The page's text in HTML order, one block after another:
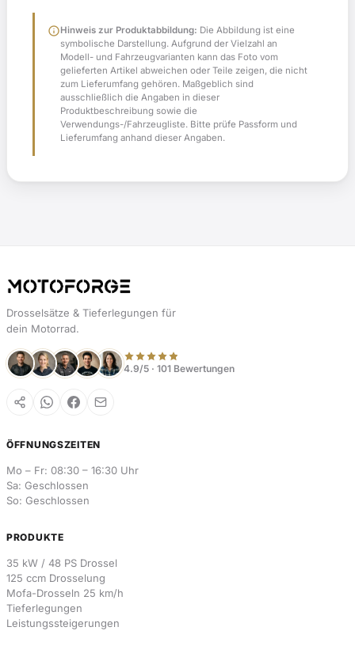
infoHinweis zur Produktabbildung: Die Abbildung ist eine
symbolische Darstellung. Aufgrund der Vielzahl an
Modell- und Fahrzeugvarianten kann das Foto vom
gelieferten Artikel abweichen oder Teile zeigen, die nicht
zum Lieferumfang gehören. Maßgeblich sind
ausschließlich die Angaben in dieser
Produktbeschreibung sowie die
Verwendungs-/Fahrzeugliste. Bitte prüfe Passform und
Lieferumfang anhand dieser Angaben.
Drosselsätze & Tieferlegungen für
dein Motorrad.
4.9/5 · 101 Bewertungen
ÖFFNUNGSZEITEN
Mo – Fr: 08:30 – 16:30 Uhr
Sa: Geschlossen
So: Geschlossen
PRODUKTE
35 kW / 48 PS Drossel
125 ccm Drosselung
Mofa-Drosseln 25 km/h
Tieferlegungen
Leistungssteigerungen